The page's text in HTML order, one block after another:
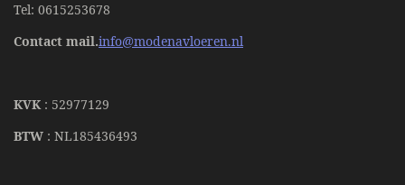
Tel: 0615253678
Contact mail.info@modenavloeren.nl
KVK : 52977129
BTW : NL185436493